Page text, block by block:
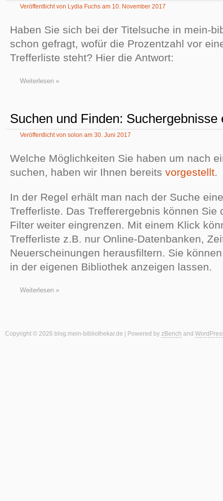
Veröffentlicht von Lydia Fuchs am 10. November 2017
Haben Sie sich bei der Titelsuche in mein-
schon gefragt, wofür die Prozentzahl vor
Trefferliste steht? Hier die Antwort:
Weiterlesen »
Suchen und Finden: Suchergebnisse
Veröffentlicht von solon am 30. Juni 2017
Welche Möglichkeiten Sie haben um nach
suchen, haben wir Ihnen bereits vorgestellt.
In der Regel erhält man nach der Suche
Trefferliste. Das Trefferergebnis können Sie
Filter weiter eingrenzen. Mit einem Klick
Trefferliste z.B. nur Online-Datenbanken,
Neuerscheinungen herausfiltern. Sie
in der eigenen Bibliothek anzeigen lassen.
Weiterlesen »
Copyright © 2026 blog.mein-bibliothekar.de | Powered by zBench and